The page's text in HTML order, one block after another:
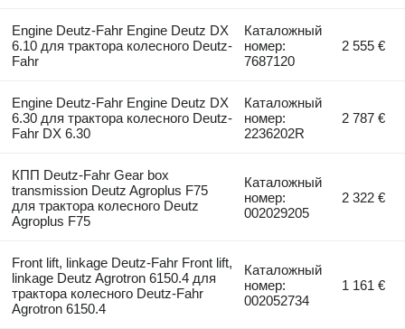
Engine Deutz-Fahr Engine Deutz DX
6.10 для трактора колесного Deutz-
Fahr
Каталожный
номер:
7687120
2 555 €
Engine Deutz-Fahr Engine Deutz DX
6.30 для трактора колесного Deutz-
Fahr DX 6.30
Каталожный
номер:
2236202R
2 787 €
КПП Deutz-Fahr Gear box
transmission Deutz Agroplus F75
для трактора колесного Deutz
Agroplus F75
Каталожный
номер:
002029205
2 322 €
Front lift, linkage Deutz-Fahr Front lift,
linkage Deutz Agrotron 6150.4 для
трактора колесного Deutz-Fahr
Agrotron 6150.4
Каталожный
номер:
002052734
1 161 €